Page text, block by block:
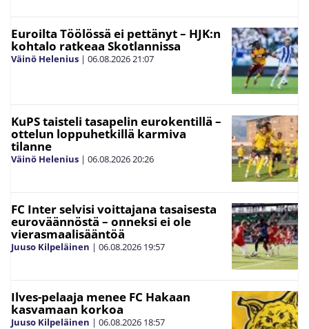
Euroilta Töölössä ei pettänyt – HJK:n
kohtalo ratkeaa Skotlannissa
Väinö Helenius | 06.08.202621:07
KuPS taisteli tasapelin eurokentillä –
ottelun loppuhetkillä karmiva
tilanne
Väinö Helenius | 06.08.202620:26
FC Inter selvisi voittajana tasaisesta
euroväännöstä – onneksi ei ole
vierasmaalisääntöä
Juuso Kilpeläinen | 06.08.2026 19:57
Ilves-pelaaja menee FC Hakaan
kasvamaan korkoa
Juuso Kilpeläinen | 06.08.2026 18:57